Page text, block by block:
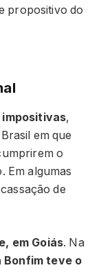
propositivo do
impositivas,
em que
o
Em algumas
de
em Goiás. Na
Bonfim teve o